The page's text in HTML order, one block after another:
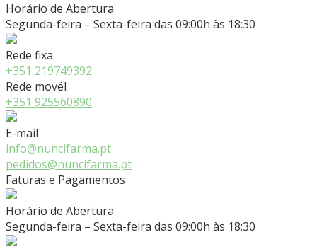
Horário de Abertura
Segunda-feira – Sexta-feira das 09:00h às 18:30
Rede fixa
+351 219749392
Rede movél
+351 925560890
E-mail
info@nuncifarma.pt
pedidos@nuncifarma.pt
Faturas e Pagamentos
Horário de Abertura
Segunda-feira – Sexta-feira das 09:00h às 18:30